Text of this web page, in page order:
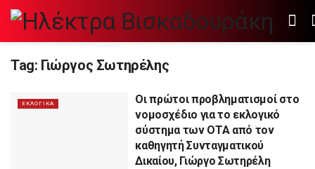
Tag: Γιώργος Σωτηρέλης
ΕΚΛΟΓΙΚΑ
Οι πρώτοι προβληματισμοί στο
νομοσχέδιο για το εκλογικό
σύστημα των ΟΤΑ από τον
καθηγητή Συνταγματικού
Δικαίου, Γιώργο Σωτηρέλη